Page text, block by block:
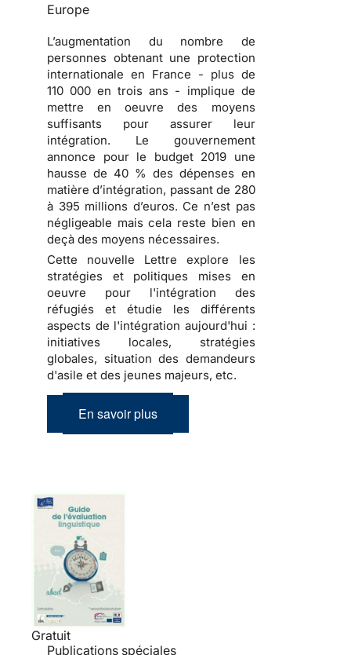
Europe
L’augmentation du nombre de
personnes obtenant une protection
internationale en France - plus de
110 000 en trois ans - implique de
mettre en oeuvre des moyens
suffisants pour assurer leur
intégration. Le gouvernement
annonce pour le budget 2019 une
hausse de 40 % des dépenses en
matière d’intégration, passant de 280
à 395 millions d’euros. Ce n’est pas
négligeable mais cela reste bien en
deçà des moyens nécessaires.
Cette nouvelle Lettre explore les
stratégies et politiques mises en
oeuvre pour l'intégration des
réfugiés et étudie les différents
aspects de l'intégration aujourd'hui :
initiatives locales, stratégies
globales, situation des demandeurs
d'asile et des jeunes majeurs, etc.
En savoir plus
Gratuit
Publications spéciales